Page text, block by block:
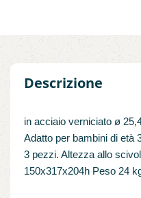
Descrizione
in acciaio verniciato ø
Adatto per bambini di età
3 pezzi. Altezza allo
150x317x204h Peso 24